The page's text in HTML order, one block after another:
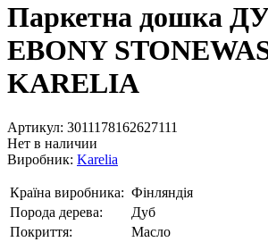
Паркетна дошка
EBONY
KARELIA
Артикул: 3011178162627111
Нет в наличии
Виробник: Karelia
Країна виробника: Фінляндія
Порода дерева:
Дуб
Покриття:
Масло